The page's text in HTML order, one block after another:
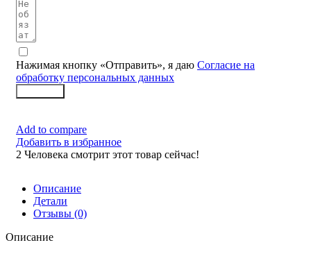
Нажимая кнопку «Отправить», я даю Согласие на
обработку персональных данных
Add to compare
Добавить в избранное
2 Человека смотрит этот товар сейчас!
Описание
Детали
Отзывы (0)
Описание